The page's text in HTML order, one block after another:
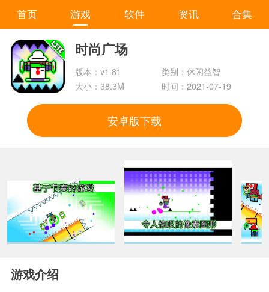
首页 游戏 软件 资讯 合集
时尚广场
版本：v1.81
类别：休闲益智
大小：38.3M
时间：2021-07-19
安卓版下载
游戏介绍